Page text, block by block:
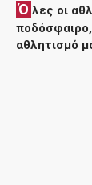
Ό λες οι
αθλητισμό